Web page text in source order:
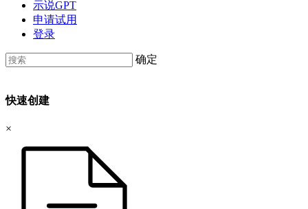
示说GPT
申请试用
登录
确定
快速创建
×